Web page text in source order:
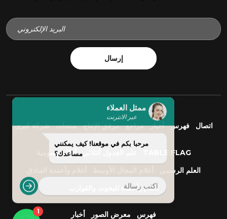
إرسال
شركة كبرى منتجات مرفق الإنتاج مراجع أخبار فهرس اتصال
أعلام رسومية علم الجدول الثلاثي
TABLE FLAG
العلم الرسمي
أعلام وأعمدة لليخوت والقوارب
أخبار معرض الصور فهرس 1
ممثل العملاء
عبر الانترنت
مرحبا بكم في موقعنا! كيف يمكنني
مساعدك؟